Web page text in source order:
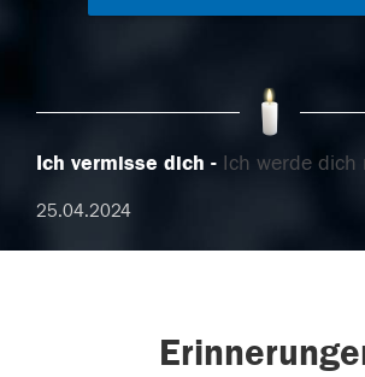
Ich vermisse dich Ich werde dich
25.04.2024